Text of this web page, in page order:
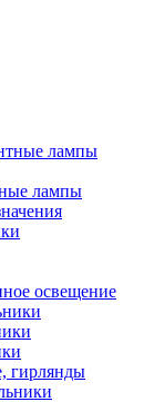
лампы
лампы
освещение
гирлянды